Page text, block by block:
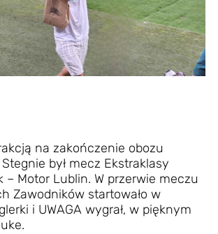
na zakończenie obozu
był mecz Ekstraklasy
– Motor Lublin. W przerwie meczu
Zawodników startowało w
i UWAGA wygrał, w pięknym